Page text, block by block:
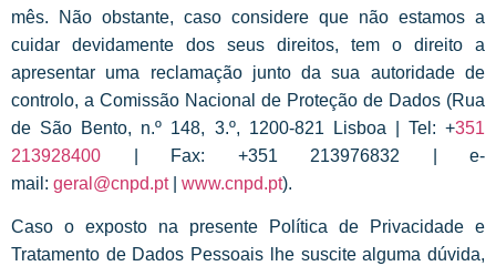
mês. Não obstante, caso considere que não estamos a
cuidar devidamente dos seus direitos, tem o direito a
apresentar uma reclamação junto da sua autoridade de
controlo, a Comissão Nacional de Proteção de Dados (Rua
de São Bento, n.º 148, 3.º, 1200-821 Lisboa | Tel: +351
213928400 | Fax: +351 213976832 | e-
mail: geral@cnpd.pt| www.cnpd.pt).
Caso o exposto na presente Política de Privacidade e
Tratamento de Dados Pessoais lhe suscite alguma dúvida,